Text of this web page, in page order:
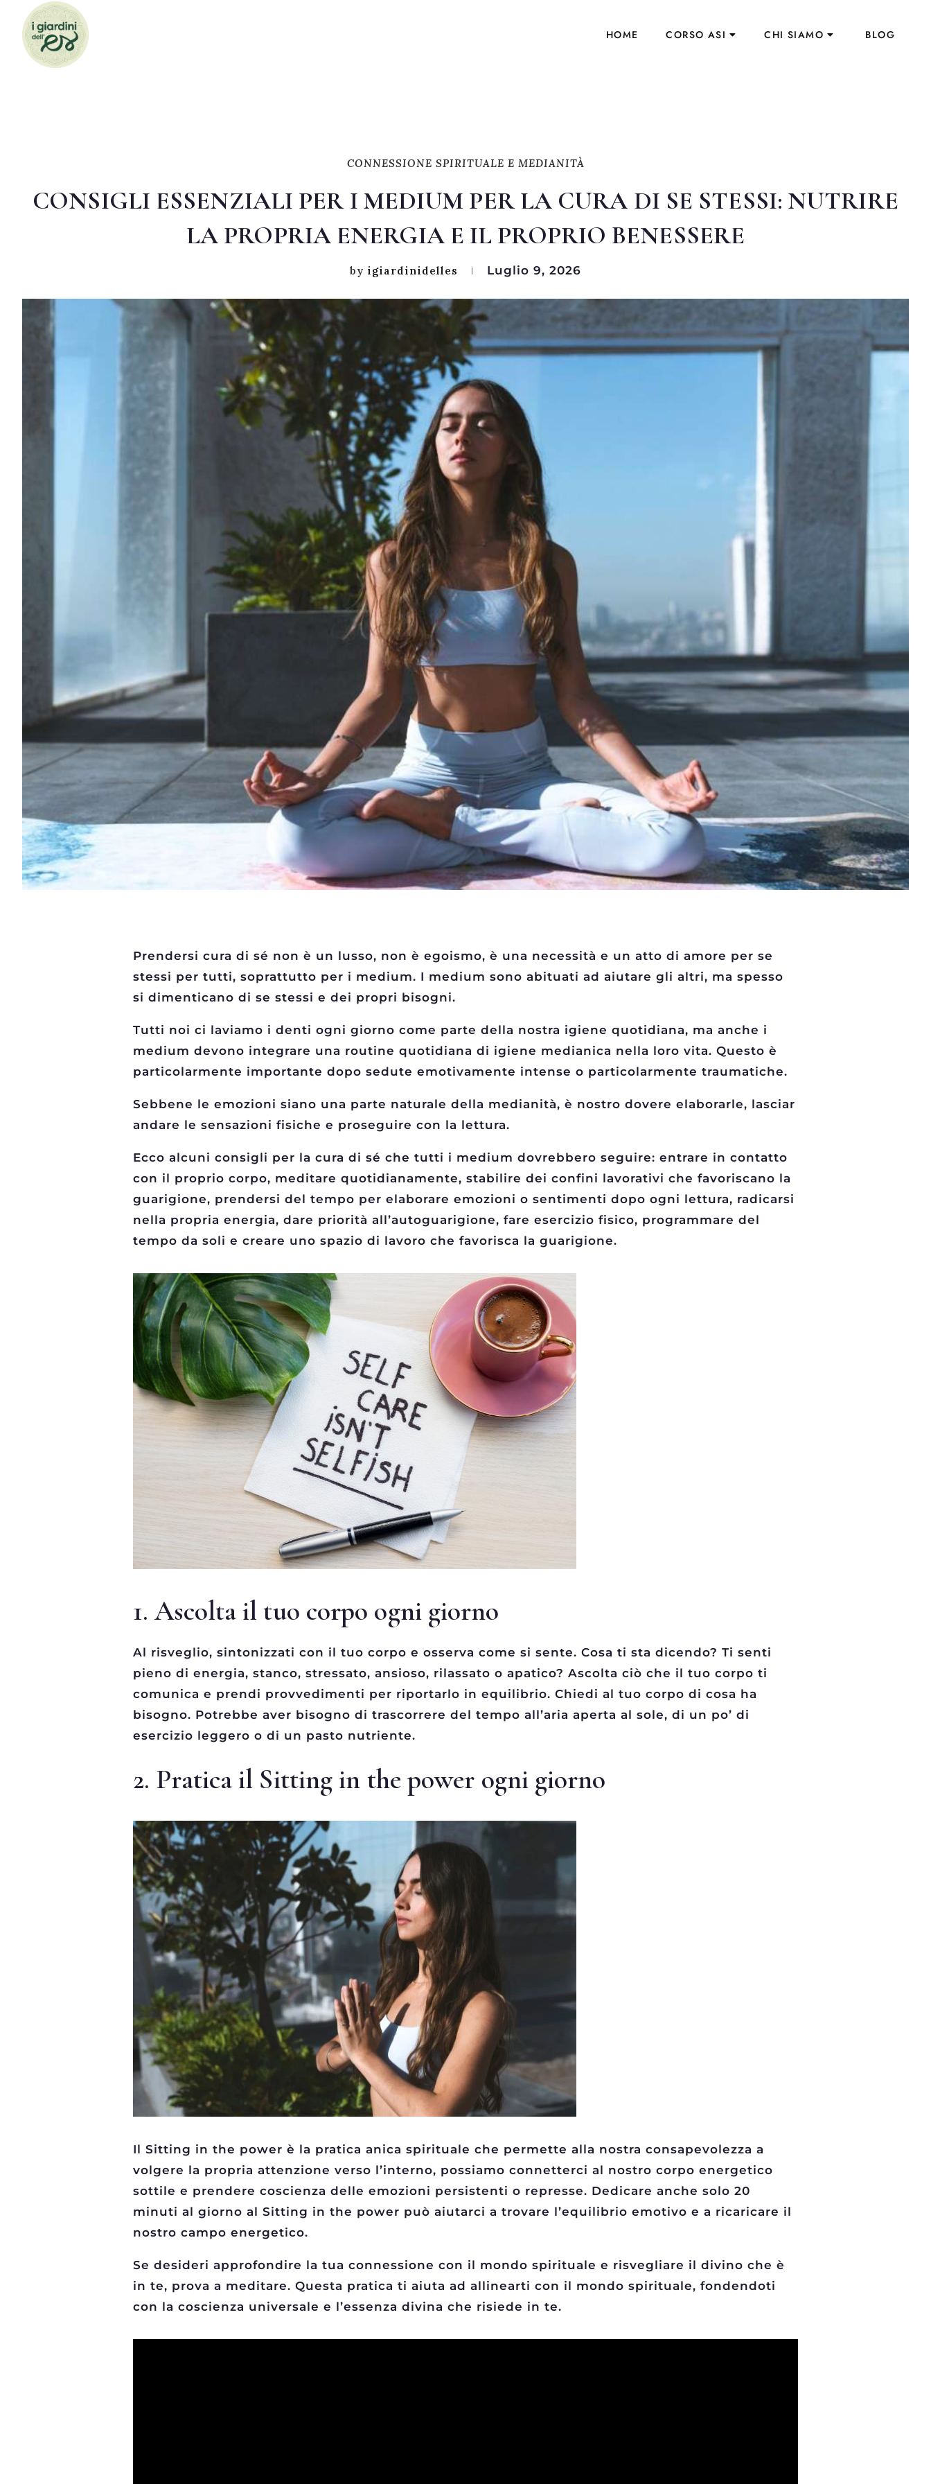
HOME CORSO ASI CHI SIAMO BLOG
CONNESSIONE SPIRITUALE E MEDIANITÀ
CONSIGLI ESSENZIALI PER I MEDIUM PER LA CURA DI SE STESSI: NUTRIRE
LA PROPRIA ENERGIA E IL PROPRIO BENESSERE
by igiardinidelles Luglio 9, 2026
Prendersi cura di sé non è un lusso, non è egoismo, è una necessità e un atto di amore per se
stessi per tutti, soprattutto per i medium. I medium sono abituati ad aiutare gli altri, ma spesso
si dimenticano di se stessi e dei propri bisogni.
Tutti noi ci laviamo i denti ogni giorno come parte della nostra igiene quotidiana, ma anche i
medium devono integrare una routine quotidiana di igiene medianica nella loro vita. Questo è
particolarmente importante dopo sedute emotivamente intense o particolarmente traumatiche.
Sebbene le emozioni siano una parte naturale della medianità, è nostro dovere elaborarle, lasciar
andare le sensazioni fisiche e proseguire con la lettura.
Ecco alcuni consigli per la cura di sé che tutti i medium dovrebbero seguire: entrare in contatto
con il proprio corpo, meditare quotidianamente, stabilire dei confini lavorativi che favoriscano la
guarigione, prendersi del tempo per elaborare emozioni o sentimenti dopo ogni lettura, radicarsi
nella propria energia, dare priorità all’autoguarigione, fare esercizio fisico, programmare del
tempo da soli e creare uno spazio di lavoro che favorisca la guarigione.
1. Ascolta il tuo corpo ogni giorno
Al risveglio, sintonizzati con il tuo corpo e osserva come si sente. Cosa ti sta dicendo? Ti senti
pieno di energia, stanco, stressato, ansioso, rilassato o apatico? Ascolta ciò che il tuo corpo ti
comunica e prendi provvedimenti per riportarlo in equilibrio. Chiedi al tuo corpo di cosa ha
bisogno. Potrebbe aver bisogno di trascorrere del tempo all’aria aperta al sole, di un po’ di
esercizio leggero o di un pasto nutriente.
2. Pratica il Sitting in the power ogni giorno
Il Sitting in the power è la pratica anica spirituale che permette alla nostra consapevolezza a
volgere la propria attenzione verso l’interno, possiamo connetterci al nostro corpo energetico
sottile e prendere coscienza delle emozioni persistenti o represse. Dedicare anche solo 20
minuti al giorno al Sitting in the power può aiutarci a trovare l’equilibrio emotivo e a ricaricare il
nostro campo energetico.
Se desideri approfondire la tua connessione con il mondo spirituale e risvegliare il divino che è
in te, prova a meditare. Questa pratica ti aiuta ad allinearti con il mondo spirituale, fondendoti
con la coscienza universale e l’essenza divina che risiede in te.